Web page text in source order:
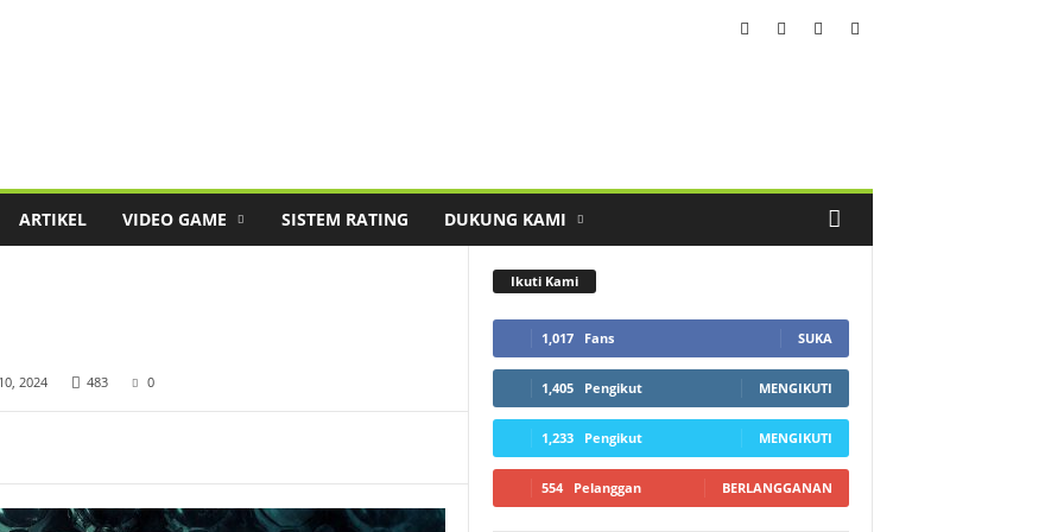
ARTIKEL VIDEO GAME SISTEM RATING DUKUNG KAMI
2024 483 0
Ikuti Kami
1,017 Fans SUKA
1,405 Pengikut MENGIKUTI
1,233 Pengikut MENGIKUTI
554 Pelanggan BERLANGGANAN